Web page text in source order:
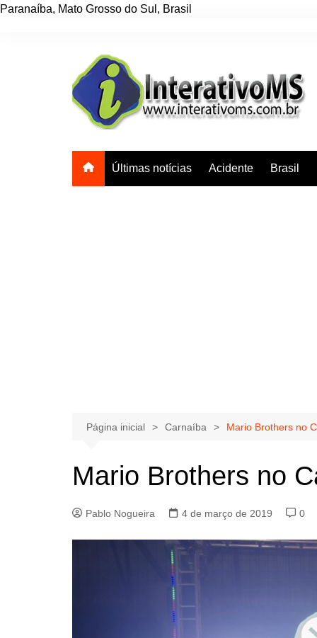
Paranaíba, Mato Grosso do Sul , Brasil
Últimas notícias Acidente Brasil
Página inicial Carnaíba Mario Brothers no
Mario Brothers no
Pablo Nogueira 4 de março de 2019 0